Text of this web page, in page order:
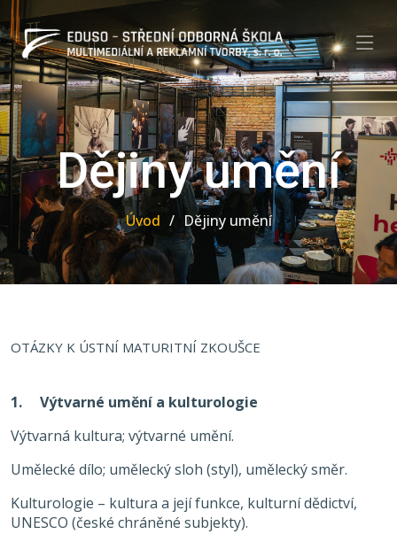
Dějiny umění
Úvod Dějiny umění
OTÁZKY K ÚSTNÍ MATURITNÍ ZKOUŠCE
1. Výtvarné umění a kulturologie
Výtvarná kultura; výtvarné umění.
Umělecké dílo; umělecký sloh (styl), umělecký směr.
Kulturologie – kultura a její funkce, kulturní dědictví,
UNESCO (české chráněné subjekty).